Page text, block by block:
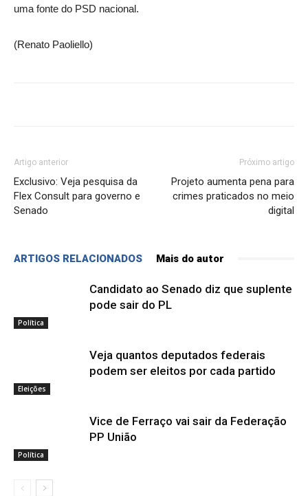
uma fonte do PSD nacional.
(Renato Paoliello)
Artigo anterior
Exclusivo: Veja pesquisa da
Flex Consult para governo e
Senado
Próximo artigo
Projeto aumenta pena para
crimes praticados no meio
digital
ARTIGOS RELACIONADOS Mais do autor
Política
Candidato ao Senado diz que suplente
pode sair do PL
Eleições
Veja quantos deputados federais
podem ser eleitos por cada partido
Política
Vice de Ferraço vai sair da Federação
PP União